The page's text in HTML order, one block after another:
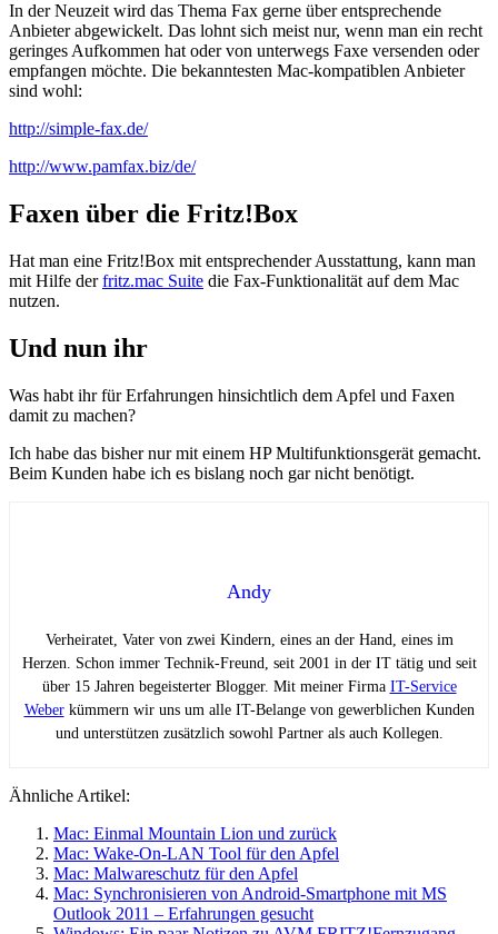
In der Neuzeit wird das Thema Fax gerne über entsprechende
Anbieter abgewickelt. Das lohnt sich meist nur, wenn man ein recht
geringes Aufkommen hat oder von unterwegs Faxe versenden oder
empfangen möchte. Die bekanntesten Mac-kompatiblen Anbieter
sind wohl:
http://simple-fax.de/
http://www.pamfax.biz/de/
Faxen über die Fritz!Box
Hat man eine Fritz!Box mit entsprechender Ausstattung, kann man
mit Hilfe derfritz.mac Suite die Fax-Funktionalität auf dem Mac
nutzen.
Und nun ihr
Was habt ihr für Erfahrungen hinsichtlich dem Apfel und Faxen
damit zu machen?
Ich habe das bisher nur mit einem HP Multifunktionsgerät gemacht.
Beim Kunden habe ich es bislang noch gar nicht benötigt.
Andy
Verheiratet, Vater von zwei Kindern, eines an der Hand, eines im
Herzen. Schon immer Technik-Freund, seit 2001 in der IT tätig und seit
über 15 Jahren begeisterter Blogger. Mit meiner Firma IT-Service
Weberkümmern wir uns um alle IT-Belange von gewerblichen Kunden
und unterstützen zusätzlich sowohl Partner als auch Kollegen.
Ähnliche Artikel:
Mac: Einmal Mountain Lion und zurück
Mac: Wake-On-LAN Tool für den Apfel
Mac: Malwareschutz für den Apfel
Mac: Synchronisieren von Android-Smartphone mit MS
Outlook 2011 – Erfahrungen gesucht